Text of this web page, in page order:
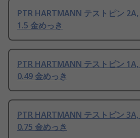
PTR HARTMANN テストピン
1.5 金めっき
PTR HARTMANN テストピン
0.49 金めっき
PTR HARTMANN テストピン
0.75 金めっき